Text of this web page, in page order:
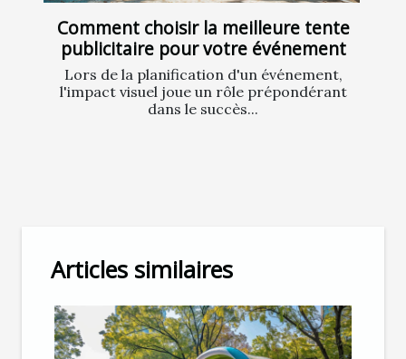
Comment choisir la meilleure tente
publicitaire pour votre événement
Lors de la planification d'un événement,
l'impact visuel joue un rôle prépondérant
dans le succès...
Articles similaires